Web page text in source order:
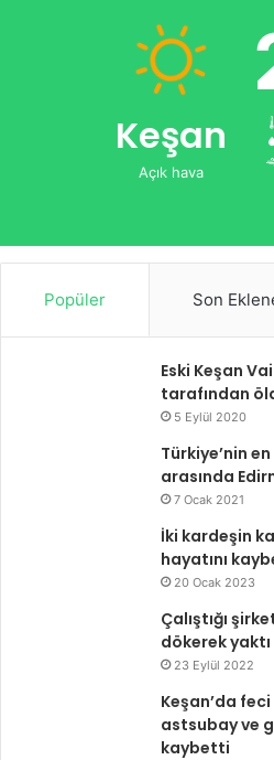
Keşan
Açık hava
Popüler Son
Eski Keşan
tarafından
5 Eylül 2020
Türkiye’nin
arasında
7 Ocak 2021
İki kardeşin
hayatını
20 Ocak 2023
Çalıştığı
dökerek yaktı
23 Eylül 2022
Keşan’da
astsubay ve
kaybetti